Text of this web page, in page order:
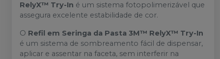
RelyX™ Try-In é um sistema fotopolimerizável que
assegura excelente estabilidade de cor.
O Refil em Seringa da Pasta 3M™ RelyX™ Try-In
é um sistema de sombreamento fácil de dispensar,
aplicar e assentar na faceta, sem interferir na